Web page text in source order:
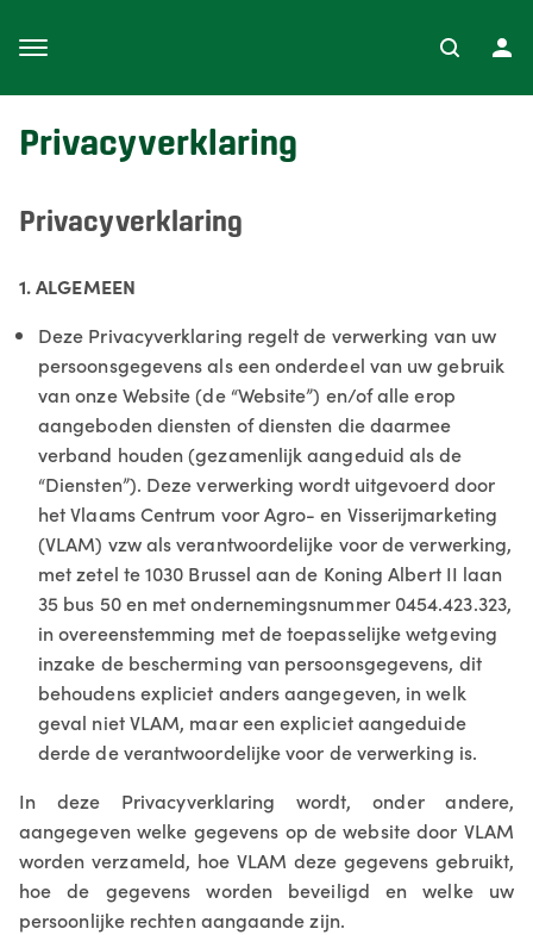
Privacyverklaring
Privacyverklaring
1. ALGEMEEN
Deze Privacyverklaring regelt de verwerking van uw
persoonsgegevens als een onderdeel van uw gebruik
van onze Website (de “Website”) en/of alle erop
aangeboden diensten of diensten die daarmee
verband houden (gezamenlijk aangeduid als de
“Diensten”). Deze verwerking wordt uitgevoerd door
het Vlaams Centrum voor Agro- en Visserijmarketing
(VLAM) vzw als verantwoordelijke voor de verwerking,
met zetel te 1030 Brussel aan de Koning Albert II laan
35 bus 50 en met ondernemingsnummer 0454.423.323,
in overeenstemming met de toepasselijke wetgeving
inzake de bescherming van persoonsgegevens, dit
behoudens expliciet anders aangegeven, in welk
geval niet VLAM, maar een expliciet aangeduide
derde de verantwoordelijke voor de verwerking is.
In deze Privacyverklaring wordt, onder andere,
aangegeven welke gegevens op de website door VLAM
worden verzameld, hoe VLAM deze gegevens gebruikt,
hoe de gegevens worden beveiligd en welke uw
persoonlijke rechten aangaande zijn.